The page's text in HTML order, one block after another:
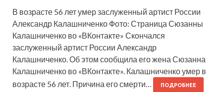
В возрасте 56 лет умер заслуженный артист России
Александр Калашниченко Фото: Страница Сюзанны
Калашниченко во «ВКонтакте» Скончался
заслуженный артист России Александр
Калашниченко. Об этом сообщила его жена Сюзанна
Калашниченко во «ВКонтакте». Калашниченко умер в
возрасте 56 лет. Причина его смерти…
ПОДРОБНЕЕ